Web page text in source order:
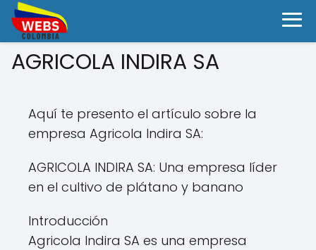
AGRICOLA INDIRA SA
Aquí te presento el artículo sobre la
empresa Agricola Indira SA:
AGRICOLA INDIRA SA: Una empresa líder
en el cultivo de plátano y banano
Introducción
Agricola Indira SA es una empresa